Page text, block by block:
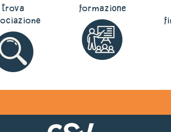
trova
formazione